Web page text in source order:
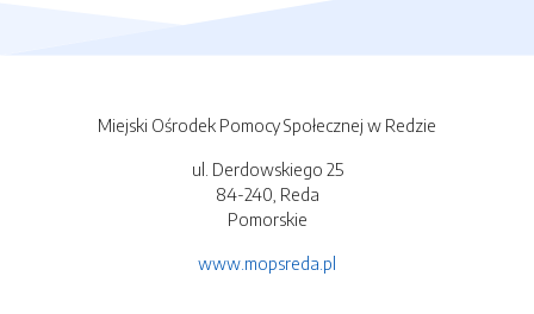
Miejski Ośrodek Pomocy Społecznej w Redzie
ul. Derdowskiego 25
84-240, Reda
Pomorskie
www.mopsreda.pl